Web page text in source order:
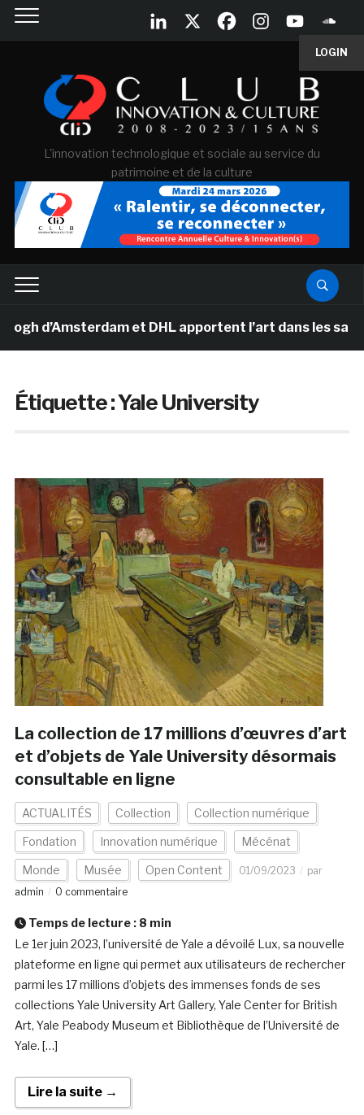
LOGIN
L'innovation technologique et sociale au service du
patrimoine et de la culture
d’Amsterdam et DHL apportent l’art dans les salles
Étiquette :Yale University
La collection de 17 millions d’œuvres d’art
et d’objets de Yale University désormais
consultable en ligne
ACTUALITÉS Collection Collection numérique
Fondation Innovation numérique Mécénat
Monde Musée Open Content 01/09/2023
par
admin
0 commentaire
Temps de lecture : 8 min
Le 1er juin 2023, l’université de Yale a dévoilé Lux, sa nouvelle
plateforme en ligne qui permet aux utilisateurs de rechercher
parmi les 17 millions d’objets des immenses fonds de ses
collections Yale University Art Gallery, Yale Center for British
Art, Yale Peabody Museum et Bibliothèque de l’Université de
Yale. […]
Lire la suite →